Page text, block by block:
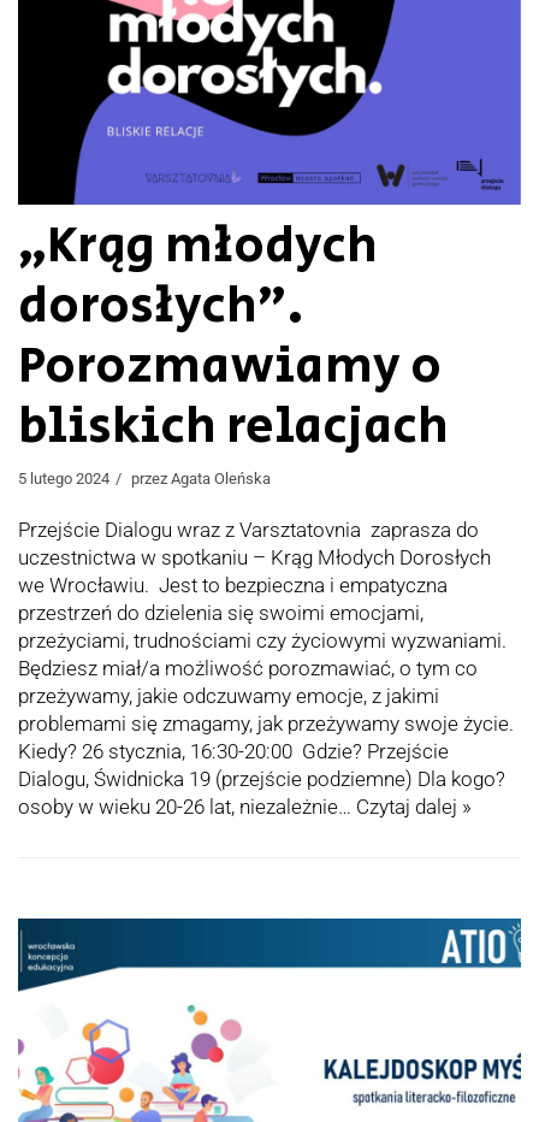
„Krąg młodych
dorosłych”.
Porozmawiamy o
bliskich relacjach
5 lutego 2024 przez Agata Oleńska
Przejście Dialogu wraz z Varsztatovnia zaprasza do
uczestnictwa w spotkaniu – Krąg Młodych Dorosłych
we Wrocławiu. Jest to bezpieczna i empatyczna
przestrzeń do dzielenia się swoimi emocjami,
przeżyciami, trudnościami czy życiowymi wyzwaniami.
Będziesz miał/a możliwość porozmawiać, o tym co
przeżywamy, jakie odczuwamy emocje, z jakimi
problemami się zmagamy, jak przeżywamy swoje życie.
Kiedy? 26 stycznia, 16:30-20:00 Gdzie? Przejście
Dialogu, Świdnicka 19 (przejście podziemne) Dla kogo?
osoby w wieku 20-26 lat, niezależnie… Czytaj dalej »